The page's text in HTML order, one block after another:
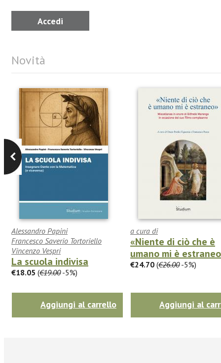
Novità
Alessandro Papini
Francesco Saverio Tortoriello
Vincenzo Vespri
La scuola indivisa
€18.05 (€19.00-5%)
Aggiungi al carrello
a cura di
«Niente di ciò che è
umano mi è
€24.70 (€26.00-5%)
Aggiungi al